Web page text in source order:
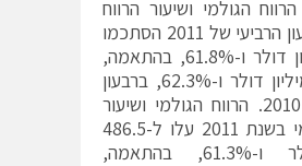
הגולמי ושיעור הרווח
הגולמי ברבעון הרביעי של 2011 הסתכמו
ב-132 מיליון דולר ו-61.8%, בהתאמה,
מ- 115.9 מיליון דולר ו-62.3%, ברבעון
הרביעי של 2010. הרווח הגולמי ושיעור
הרווח הגולמי בשנת 2011 עלו ל-486.5
מיליון דולר ו-61.3%, בהתאמה,